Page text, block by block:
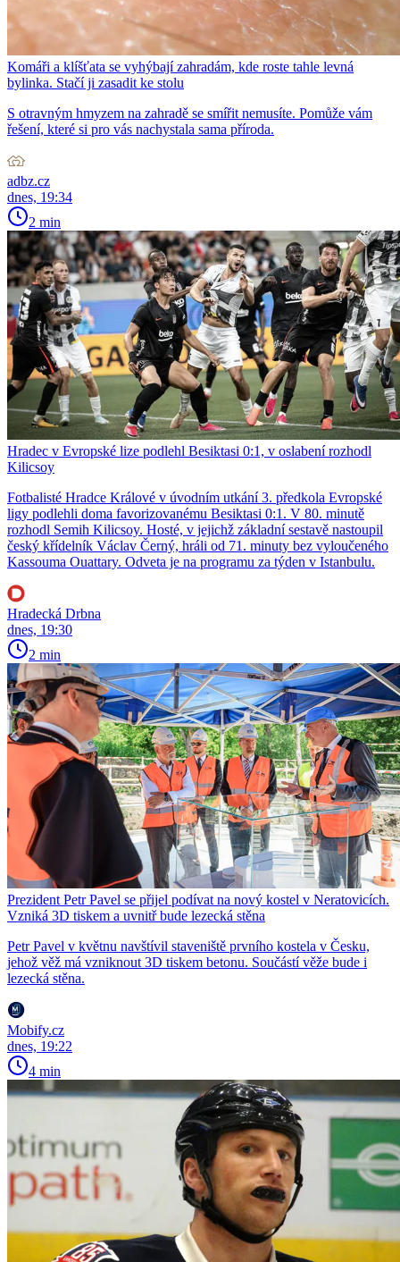
Komáři a klíšťata se vyhýbají zahradám, kde roste tahle levná
bylinka. Stačí ji zasadit ke stolu
S otravným hmyzem na zahradě se smířit nemusíte. Pomůže vám
řešení, které si pro vás nachystala sama příroda.
adbz.cz
dnes, 19:34
2 min
Hradec v Evropské lize podlehl Besiktasi 0:1, v oslabení rozhodl
Kilicsoy
Fotbalisté Hradce Králové v úvodním utkání 3. předkola Evropské
ligy podlehli doma favorizovanému Besiktasi 0:1. V 80. minutě
rozhodl Semih Kilicsoy. Hosté, v jejichž základní sestavě nastoupil
český křídelník Václav Černý, hráli od 71. minuty bez vyloučeného
Kassouma Ouattary. Odveta je na programu za týden v Istanbulu.
Hradecká Drbna
dnes, 19:30
2 min
Prezident Petr Pavel se přijel podívat na nový kostel v Neratovicích.
Vzniká 3D tiskem a uvnitř bude lezecká stěna
Petr Pavel v květnu navštívil staveniště prvního kostela v Česku,
jehož věž má vzniknout 3D tiskem betonu. Součástí věže bude i
lezecká stěna.
Mobify.cz
dnes, 19:22
4 min